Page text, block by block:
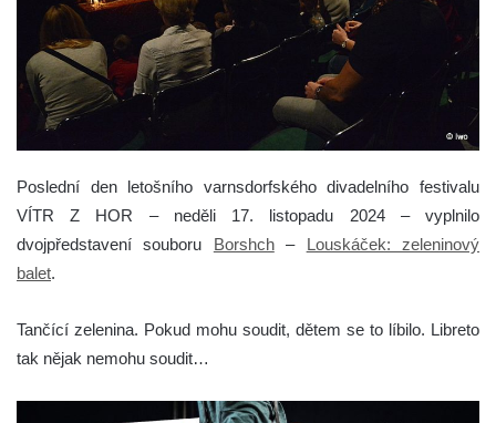
Poslední den letošního varnsdorfského divadelního festivalu
VÍTR Z HOR – neděli 17. listopadu 2024 – vyplnilo
dvojpředstavení souboru Borshch– Louskáček: zeleninový
balet.
Tančící zelenina. Pokud mohu soudit, dětem se to líbilo. Libreto
tak nějak nemohu soudit…